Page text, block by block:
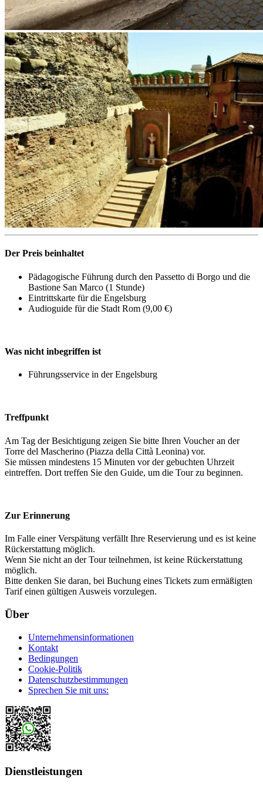
Der Preis beinhaltet
Pädagogische Führung durch den Passetto di Borgo und die
Bastione San Marco (1 Stunde)
Eintrittskarte für die Engelsburg
Audioguide für die Stadt Rom (9,00 €)
Was nicht inbegriffen ist
Führungsservice in der Engelsburg
Treffpunkt
Am Tag der Besichtigung zeigen Sie bitte Ihren Voucher an der
Torre del Mascherino (Piazza della Città Leonina) vor.
Sie müssen mindestens 15 Minuten vor der gebuchten Uhrzeit
eintreffen. Dort treffen Sie den Guide, um die Tour zu beginnen.
Zur Erinnerung
Im Falle einer Verspätung verfällt Ihre Reservierung und es ist keine
Rückerstattung möglich.
Wenn Sie nicht an der Tour teilnehmen, ist keine Rückerstattung
möglich.
Bitte denken Sie daran, bei Buchung eines Tickets zum ermäßigten
Tarif einen gültigen Ausweis vorzulegen.
Über
Unternehmensinformationen
Kontakt
Bedingungen
Cookie-Politik
Datenschutzbestimmungen
Sprechen Sie mit uns:
Dienstleistungen